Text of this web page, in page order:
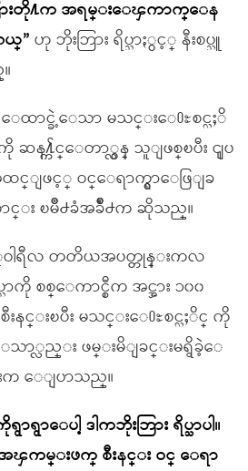
းတို႔က အရမ္းေၾကာက္ေန
” ဟု ဘိုးဘြား ရိပ္သာႏွင့္ နီးစပ္သူ
ထာင္ခဲ့ေသာ မသင္းေ႐ႊစင္လႈိ
ဆန႔္က်င္ေတာ္လွန္ သူျဖစ္ၿပီး ၎ျပ
ျဖင့္ ဝင္ေရာက္ရွာေဖြျခ
း ၿမိဳ႕ခံအခ်ိဳ႕က ဆိုသည္။
ါရီလ တတိယအပတ္တုန္းကလ
ကို စစ္ေကာင္စီက အင္အား ၁၀၀
နင္းၿပီး မသင္းေ႐ႊစင္လႈိင္ ကို
သာ္လည္း ဖမ္းမိျခင္းမရွိခဲ့ေ
က ေျပာသည္။
ာေပါ့ ဒါကဘိုးဘြား ရိပ္သာပါ။
အၾကမ္းဖက္ စီးနင္း ဝင္ ေရာ